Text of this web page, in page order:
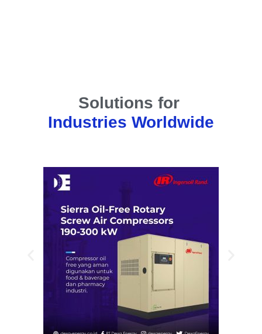
Solutions for
Industries Worldwide